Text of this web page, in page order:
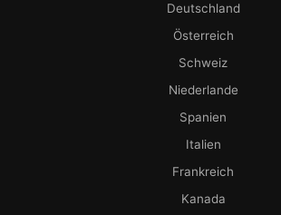
Deutschland
Österreich
Schweiz
Niederlande
Spanien
Italien
Frankreich
Kanada